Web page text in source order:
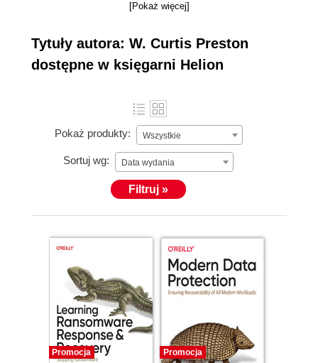
[Pokaż więcej]
Tytuły autora: W. Curtis Preston
dostępne w księgarni Helion
Pokaż produkty: Wszystkie
Sortuj wg: Data wydania
Filtruj »
Promocja Promocja